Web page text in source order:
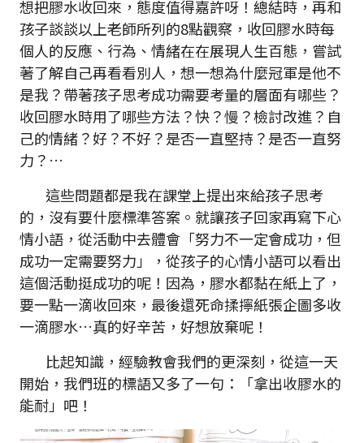
想把膠水收回來，態度值得嘉許呀！總結時，再和
孩子談談以上老師所列的8點觀察，收回膠水時每
個人的反應、行為、情緒在在展現人生百態，嘗試
著了解自己再看看別人，想一想為什麼冠軍是他不
是我？帶著孩子思考成功需要考量的層面有哪些？
收回膠水時用了哪些方法？快？慢？檢討改進？自
己的情緒？好？不好？是否一直堅持？是否一直努
力？…
這些問題都是我在課堂上提出來給孩子思考
的，沒有要什麼標準答案。就讓孩子回家再寫下心
情小語，從活動中去體會「努力不一定會成功，但
成功一定需要努力」，從孩子的心情小語可以看出
這個活動挺成功的呢！因為，膠水都黏在紙上了，
要一點一滴收回來，最後還死命揉擰紙張企圖多收
一滴膠水…真的好辛苦，好想放棄呢！
比起知識，經驗教會我們的更深刻，從這一天
開始，我們班的標語又多了一句：「拿出收膠水的
能耐」吧！